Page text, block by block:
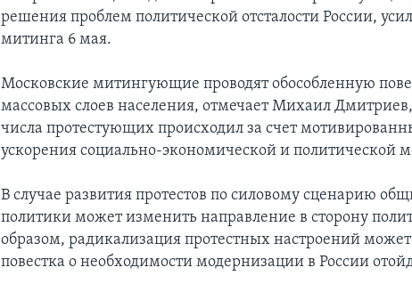
решения проблем политической отсталости России,
митинга 6 мая.
Московские митингующие проводят обособленную
массовых слоев населения, отмечает Михаил
числа протестующих происходил за счет
ускорения социально-экономической и политической
В случае развития протестов по силовому сценарию
политики может изменить направление в сторону
образом, радикализация протестных настроений
повестка о необходимости модернизации в России